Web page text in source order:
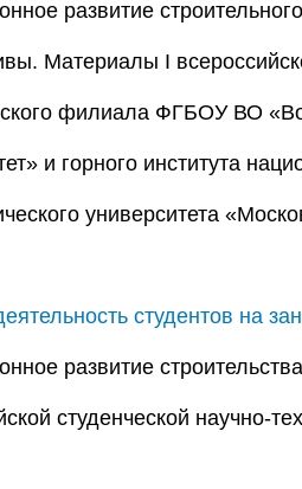
развитие
Материалы I
филиала ФГБОУ ВО
и горного института
университета
студентов на
развитие
студенческой научно-